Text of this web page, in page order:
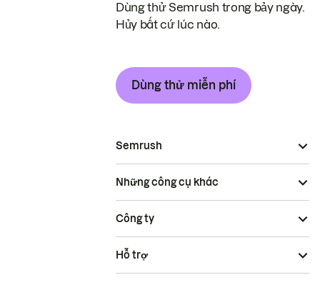
Dùng thử Semrush trong bảy ngày.
Hủy bất cứ lúc nào.
Dùng thử miễn phí
Semrush
Những công cụ khác
Công ty
Hỗ trợ